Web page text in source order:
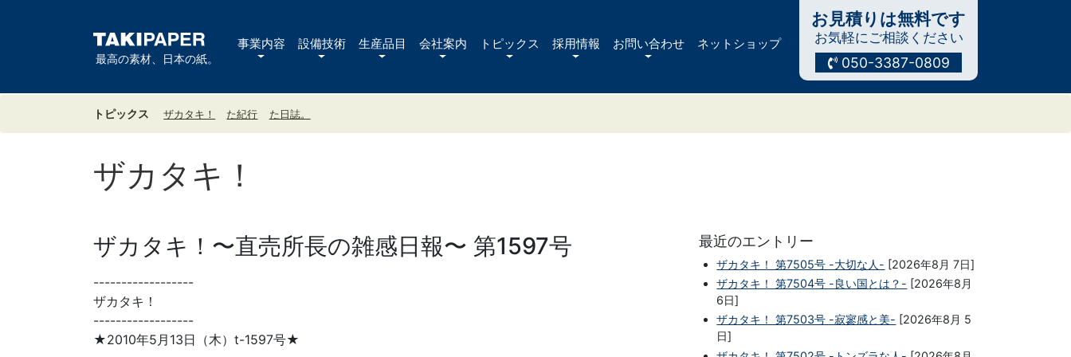
最高の素材、日本の紙。
事業内容 設備技術 生産品目 会社案内 トピックス 採用情報 お問い合わせ ネットショップ
お見積りは無料です
お気軽にご相談ください
050-3387-0809
トピックス ザカタキ！ た紀行 た日誌。
ザカタキ！
ザカタキ！〜直売所長の雑感日報〜 第1597号
------------------
ザカタキ！
------------------
★2010年5月13日（木）t-1597号★
最近のエントリー
ザカタキ！ 第7505号 -大切な人- [2026年8月 7日]
ザカタキ！ 第7504号 -良い国とは？- [2026年8月
6日]
ザカタキ！ 第7503号 -寂寥感と美- [2026年8月 5
日]